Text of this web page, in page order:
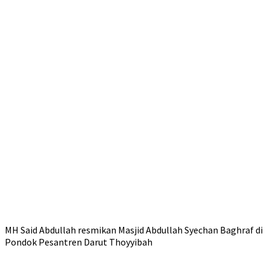
MH Said Abdullah resmikan Masjid Abdullah Syechan Baghraf di
Pondok Pesantren Darut Thoyyibah